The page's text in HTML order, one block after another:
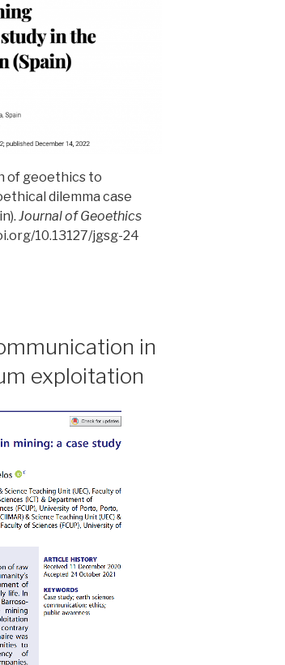
of geoethics to
dilemma case
Journal of Geoethics
10.13127/jgsg-24
in
exploitation